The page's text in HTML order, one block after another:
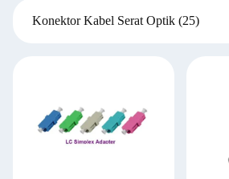
Konektor Kabel Serat Optik (25)